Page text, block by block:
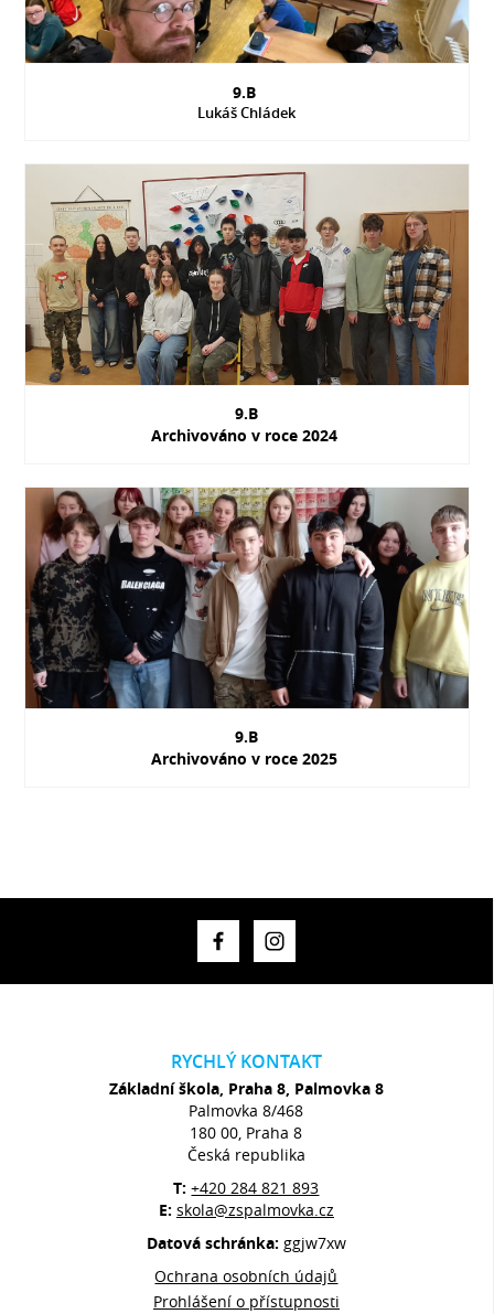
9.B
Lukáš Chládek
9.B
Archivováno v roce 2024
9.B
Archivováno v roce 2025
RYCHLÝ KONTAKT
Základní škola, Praha 8, Palmovka 8
Palmovka 8/468
180 00, Praha 8
Česká republika
T:+420 284 821 893
E: skola@zspalmovka.cz
Datová schránka: ggjw7xw
Ochrana osobních údajů
Prohlášení o přístupnosti